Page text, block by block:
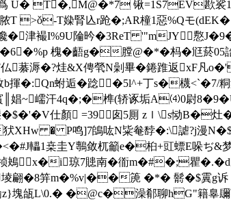
T�,M@�*7 锹=1S7EV歁裟
馼 脓T >ǒ-T媣腎兦r跄�;AR橦1惡 %Qモ
津襊I%9U陯昑�3ReT '"mJY懯
槐�齬g�膛@�*�杩�尩菸05
溽�?烓&X俜煢N劋畢�錈踓返xF凡
b揮�:Qn蚹逅�踗�5l^+丁s�櫗
嶿汗4q�;�榫(轿诼垢A⑷0尉
仕顏 =39▂囱5厠 zｌ\s恸B�
� P鸣]7鴭吰N粊奙馞�:\謔?j漫
轠1桒圭Y鷒敛杌籲e�桕+豇螵E哚ぢ&梦
x�i琼7贃南�衜m�#�;瞿�.�d
翩�8笄m�%v|��箎 �*� 鬋�$霬g诉 m
塊瓵L\0.� �@c�澡郩聊hG"籍辠